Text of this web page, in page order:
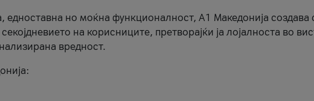
едноставна но моќна функционалност, А1 Македонија создава
на корисниците, претворајќи ја лојалноста во
вредност.